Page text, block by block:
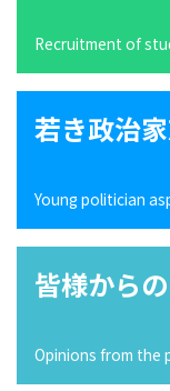
Recruitment of
若き政治
Young politician
皆様から
Opinions from the